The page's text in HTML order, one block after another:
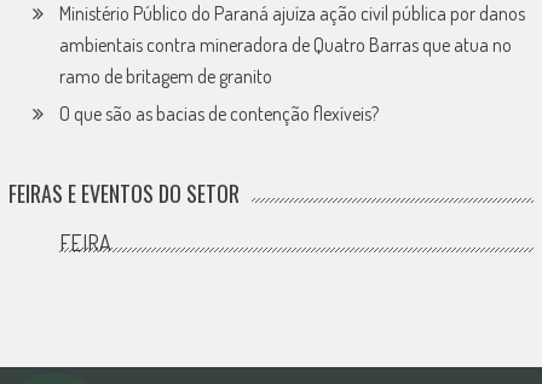
Ministério Público do Paraná ajuíza ação civil pública por danos
ambientais contra mineradora de Quatro Barras que atua no
ramo de britagem de granito
O que são as bacias de contenção flexíveis?
FEIRAS E EVENTOS DO SETOR
FEIRA